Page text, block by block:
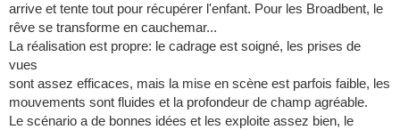
arrive et tente tout pour récupérer l'enfant. Pour les Broadbent, le
rêve se transforme en cauchemar...
La réalisation est propre: le cadrage est soigné, les prises de
vues
sont assez efficaces, mais la mise en scène est parfois faible, les
mouvements sont fluides et la profondeur de champ agréable.
Le scénario a de bonnes idées et les exploite assez bien, le